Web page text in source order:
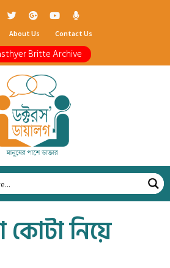
About Us Contact Us
Britte Archive
নিয়ে